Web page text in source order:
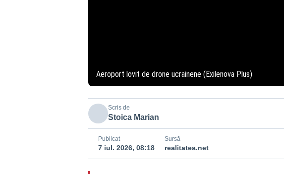
Aeroport lovit de drone ucrainene (Exilenova Plus)
Scris de
Stoica Marian
Publicat
7 iul. 2026, 08:18
Sursă
realitatea.net